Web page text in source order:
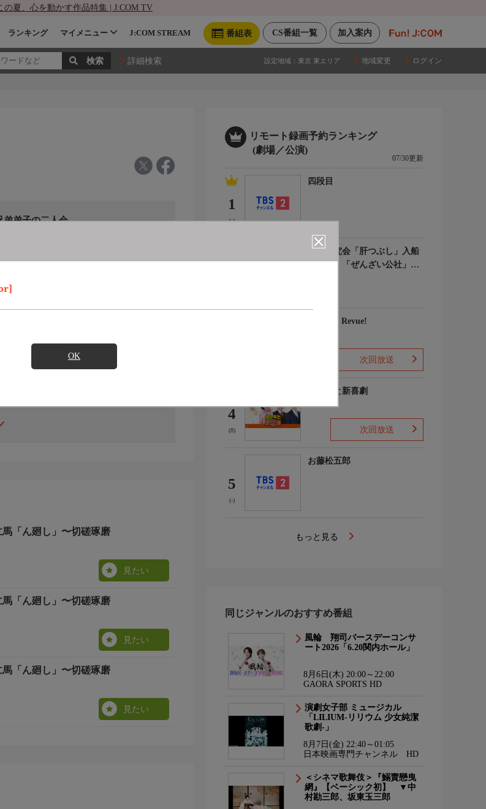
の夏、心を動かす作品特集 | J:COM TV
加入案内
CS番組一覧
番組表
ランキング マイメニュー J:COM STREAM
詳細検索 設定地域： 東京 東エリア 地域変更 ログイン
OK
弟弟子の二人会
葛飾の噺家(カツシカのハナシカ)ｉｎ
「ん廻し」〜切磋琢磨
見たい
「ん廻し」〜切磋琢磨
見たい
「ん廻し」〜切磋琢磨
見たい
リモート録画予約ランキング
(劇場／公演)
07/30更新
1
(-)
四段目
落語研究会「肝つぶし」入船
亭扇遊、「ぜんざい公社」柳
愛, Love Revue!
次回放送
4
(8)
よしもと新喜劇
次回放送
5
(-)
お藤松五郎
もっと見る
同じジャンルのおすすめ番組
風輪 翔司バースデーコンサ
ート2026「6.20関内ホール」
8月6日(木) 20:00～22:00
GAORA SPORTS HD
演劇女子部 ミュージカル
「LILIUM-リリウム 少女純潔
歌劇-」
8月7日(金) 22:40～01:05
日本映画専門チャンネル HD
＜シネマ歌舞伎＞『鰯賣戀曳
網』【ベーシック初】 ▼中
村勘三郎、坂東玉三郎